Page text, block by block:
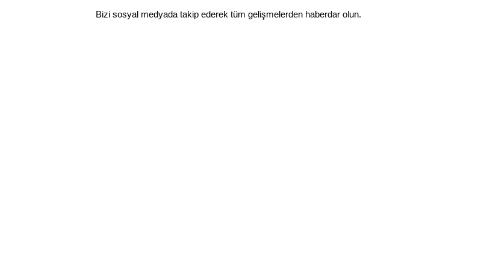
Bizi sosyal medyada takip ederek tüm gelişmelerden haberdar olun.